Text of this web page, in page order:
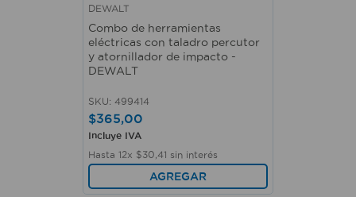
DEWALT
Combo de herramientas
eléctricas con taladro percutor
y atornillador de impacto -
DEWALT
SKU: 499414
$365,00
Incluye IVA
Hasta 12x $30 41 sin interés
AGREGAR